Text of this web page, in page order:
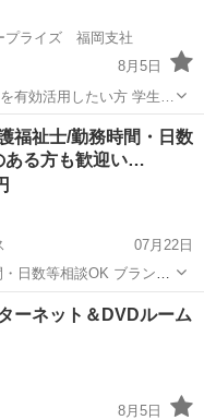
プライズ 福岡支社
8月5日
時間を有効活用したい方 学生…
ライバー
福祉士/勤務時間・日数
ある方も歓迎い…
07月22日
日数等相談OK ブランク
間時間を活用して家庭と
のお宅を訪問して生活援
ーネット＆DVDルーム
8月5日